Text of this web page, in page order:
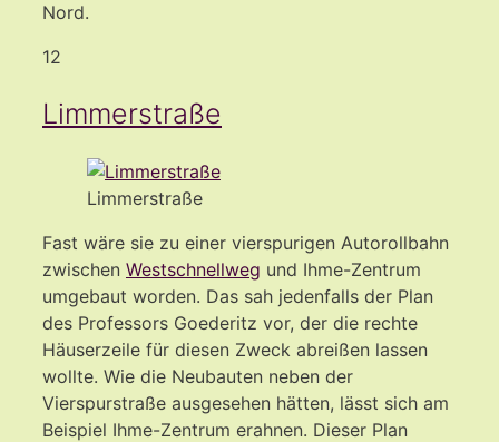
Nord.
12
Limmerstraße
Limmerstraße
Fast wäre sie zu einer vierspurigen Autorollbahn
zwischen Westschnellweg und Ihme-Zentrum
umgebaut worden. Das sah jedenfalls der Plan
des Professors Goederitz vor, der die rechte
Häuserzeile für diesen Zweck abreißen lassen
wollte. Wie die Neubauten neben der
Vierspurstraße ausgesehen hätten, lässt sich am
Beispiel Ihme-Zentrum erahnen. Dieser Plan